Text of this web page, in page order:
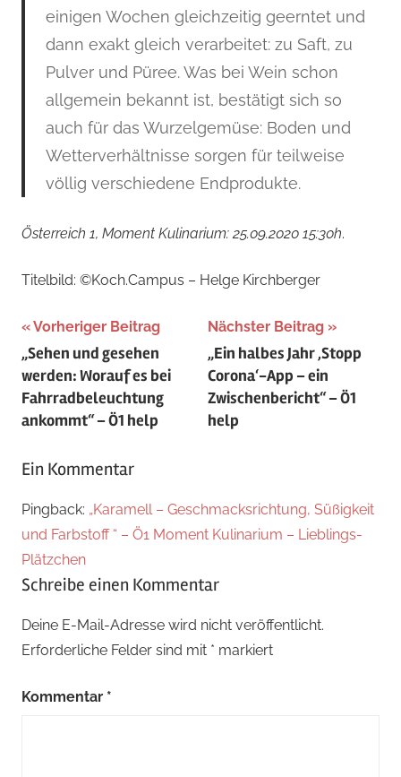
einigen Wochen gleichzeitig geerntet und
dann exakt gleich verarbeitet: zu Saft, zu
Pulver und Püree. Was bei Wein schon
allgemein bekannt ist, bestätigt sich so
auch für das Wurzelgemüse: Boden und
Wetterverhältnisse sorgen für teilweise
völlig verschiedene Endprodukte.
Österreich 1, Moment Kulinarium: 25.09.2020 15:30h.
Titelbild: ©Koch.Campus – Helge Kirchberger
Beitragsnavigation
Vorheriger Beitrag
„Sehen und gesehen
werden: Worauf es bei
Fahrradbeleuchtung
ankommt“ – Ö1 help
Nächster Beitrag
„Ein halbes Jahr ‚Stopp
Corona‘-App – ein
Zwischenbericht“ – Ö1
help
Ein Kommentar
Pingback: „Karamell – Geschmacksrichtung, Süßigkeit
und Farbstoff “ – Ö1 Moment Kulinarium – Lieblings-
Plätzchen
Schreibe einen Kommentar
Deine E-Mail-Adresse wird nicht veröffentlicht.
Erforderliche Felder sind mit * markiert
Kommentar *